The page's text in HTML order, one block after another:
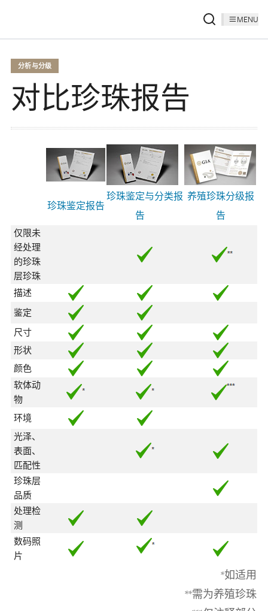
MENU
分析与分级
对比珍珠报告
珍珠鉴定报告
珍珠鉴定与分类报
告
养殖珍珠分级报
告
仅限未
经处理
的珍珠
层珍珠
描述
鉴定
尺寸
形状
颜色
软体动
物
环境
光泽、
表面、
匹配性
珍珠层
品质
处理检
测
数码照
片
*如适用
**需为养殖珍珠